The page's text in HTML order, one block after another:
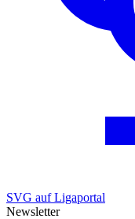
SVG auf Ligaportal
Newsletter